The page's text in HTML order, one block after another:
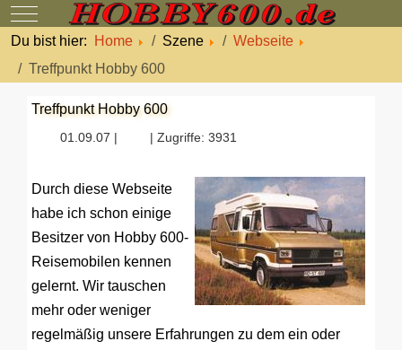
Mobile Menu Toggle
Du bist hier:
Home Szene
Webseite
Treffpunkt Hobby 600
Treffpunkt Hobby 600
01.09.07 | | Zugriffe: 3931
Durch diese Webseite
habe ich schon einige
Besitzer von Hobby 600-
Reisemobilen kennen
gelernt. Wir tauschen
mehr oder weniger
regelmäßig unsere Erfahrungen zu dem ein oder